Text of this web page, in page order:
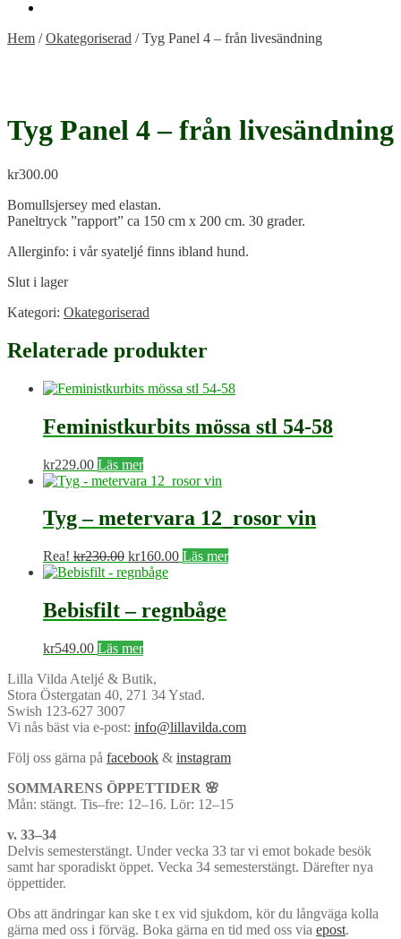
Hem /Okategoriserad /Tyg Panel 4 – från livesändning
Tyg Panel 4 – från livesändning
kr300.00
Bomullsjersey med elastan.
Paneltryck ”rapport” ca 150 cm x 200 cm. 30 grader.
Allerginfo: i vår syateljé finns ibland hund.
Slut i lager
Kategori: Okategoriserad
Relaterade produkter
Feministkurbits mössa stl 54-58
kr229.00 Läs mer
Tyg – metervara 12_rosor vin
Rea! kr230.00 Det
ursprungliga
kr230.00.
kr160.00Det
är:
kr160.00.
Läs mer
Bebisfilt – regnbåge
kr549.00 Läs mer
Lilla Vilda Ateljé & Butik,
Stora Östergatan 40, 271 34 Ystad.
Swish 123-627 3007
Vi nås bäst via e-post: info@lillavilda.com
Följ oss gärna på facebook & instagram
SOMMARENS ÖPPETTIDER 🌸
Mån: stängt. Tis–fre: 12–16. Lör: 12–15
v. 33–34
Delvis semesterstängt. Under vecka 33 tar vi emot bokade besök
samt har sporadiskt öppet. Vecka 34 semesterstängt. Därefter nya
öppettider.
Obs att ändringar kan ske t ex vid sjukdom, kör du långväga kolla
gärna med oss i förväg. Boka gärna en tid med oss via epost.